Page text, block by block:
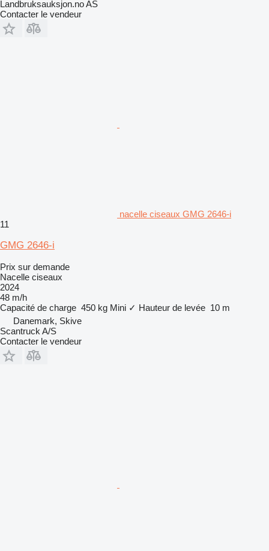
Landbruksauksjon.no AS
Contacter le vendeur
nacelle ciseaux GMG 2646-i
11
GMG 2646-i
Prix sur demande
Nacelle ciseaux
2024
48 m/h
Capacité de charge 450 kg Mini ✓ Hauteur de levée 10 m
Danemark, Skive
Scantruck A/S
Contacter le vendeur